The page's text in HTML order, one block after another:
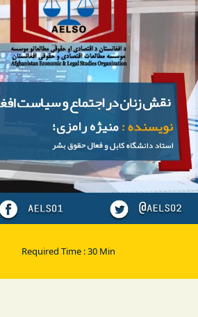
Required Time : 30 Min